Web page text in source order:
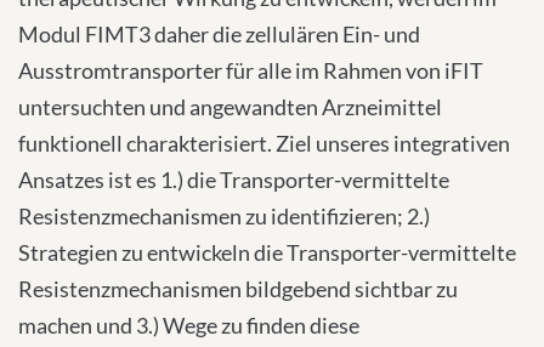
Modul FIMT3 daher die zellulären Ein- und
Ausstromtransporter für alle im Rahmen von iFIT
untersuchten und angewandten Arzneimittel
funktionell charakterisiert. Ziel unseres integrativen
Ansatzes ist es 1.) die Transporter-vermittelte
Resistenzmechanismen zu identifizieren; 2.)
Strategien zu entwickeln die Transporter-vermittelte
Resistenzmechanismen bildgebend sichtbar zu
machen und 3.) Wege zu finden diese